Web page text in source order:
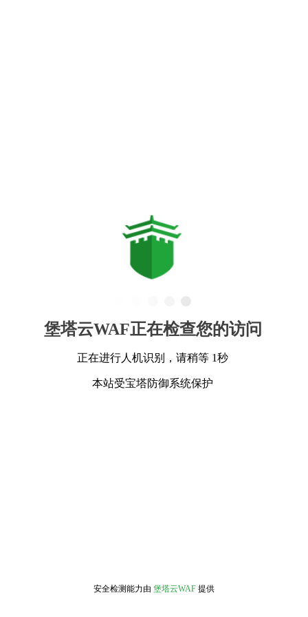
堡塔云WAF正在检查您的访问
正在进行人机识别，请稍等 1秒
本站受宝塔防御系统保护
安全检测能力由 堡塔云WAF 提供